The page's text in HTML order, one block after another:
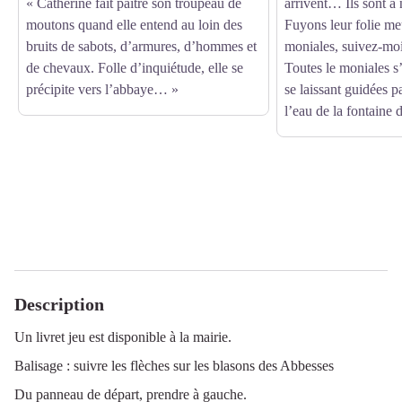
« Catherine fait paître son troupeau de
moutons quand elle entend au loin des
bruits de sabots, d’armures, d’hommes et
de chevaux. Folle d’inquiétude, elle se
précipite vers l’abbaye… »
arrivent… Ils sont à
Fuyons leur folie
moniales, suivez-
Toutes le moniales
se laissant guidées
l’eau de la fontaine
Description
Un livret jeu est disponible à la mairie.
Balisage : suivre les flèches sur les blasons des Abbesses
Du panneau de départ, prendre à gauche.